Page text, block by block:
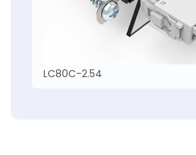
LC80C-2.54